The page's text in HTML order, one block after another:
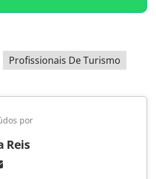
Profissionais De Turismo
por
Reis